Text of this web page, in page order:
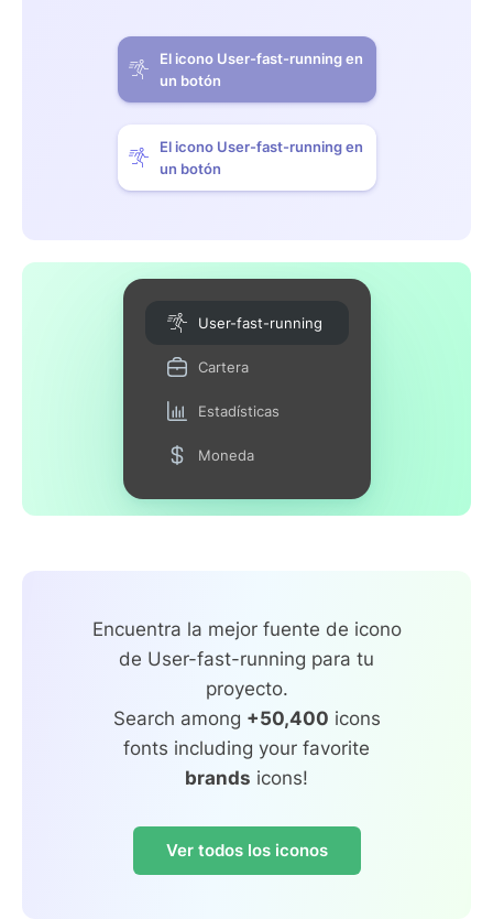
El icono User-fast-running en
un botón
El icono User-fast-running en
un botón
User-fast-running
Cartera
Estadísticas
Moneda
Encuentra la mejor fuente de icono
de User-fast-running para tu
proyecto.
Search among +50,400 icons
fonts including your favorite
brands icons!
Ver todos los iconos